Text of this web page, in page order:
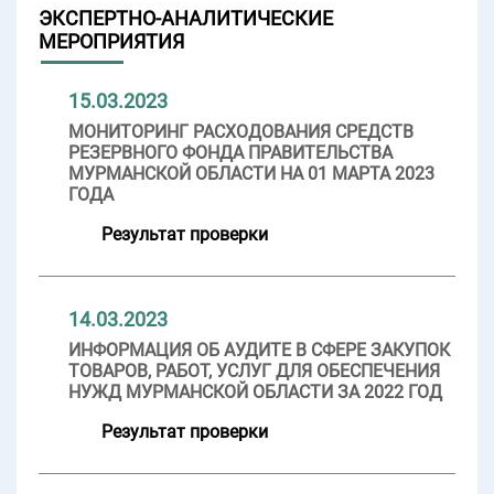
ЭКСПЕРТНО-АНАЛИТИЧЕСКИЕ
МЕРОПРИЯТИЯ
15.03.2023
МОНИТОРИНГ РАСХОДОВАНИЯ СРЕДСТВ
РЕЗЕРВНОГО ФОНДА ПРАВИТЕЛЬСТВА
МУРМАНСКОЙ ОБЛАСТИ НА 01 МАРТА 2023
ГОДА
Результат проверки
14.03.2023
ИНФОРМАЦИЯ ОБ АУДИТЕ В СФЕРЕ ЗАКУПОК
ТОВАРОВ, РАБОТ, УСЛУГ ДЛЯ ОБЕСПЕЧЕНИЯ
НУЖД МУРМАНСКОЙ ОБЛАСТИ ЗА 2022 ГОД
Результат проверки